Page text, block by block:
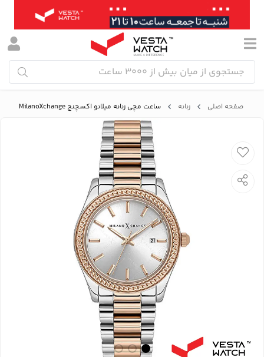
صفحه اصلی زنانه ساعت مچی زنانه میلانو اکسچنج MilanoXchange مدل MXL72002